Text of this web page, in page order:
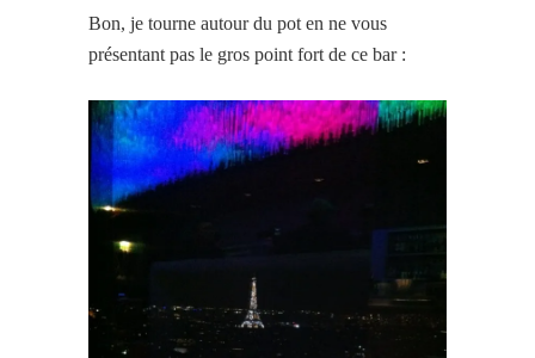
Bon, je tourne autour du pot en ne vous
présentant pas le gros point fort de ce bar :